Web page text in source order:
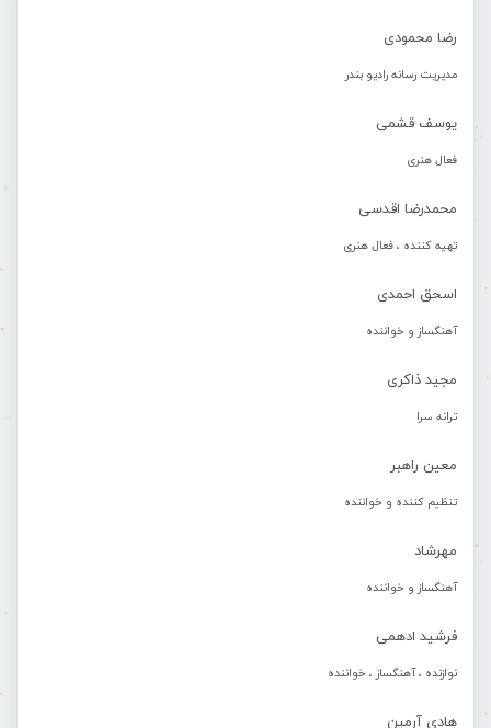
رضا محمودی
مدیریت رسانه رادیو بندر
یوسف قشمی
فعال هنری
محمدرضا اقدسی
تهیه کننده ، فعال هنری
اسحق احمدی
آهنگساز و خواننده
مجید ذاکری
ترانه سرا
معین راهبر
تنظیم کننده و خواننده
مهرشاد
آهنگساز و خواننده
فرشید ادهمی
نوازنده ، آهنگساز ، خواننده
هادی آرمین